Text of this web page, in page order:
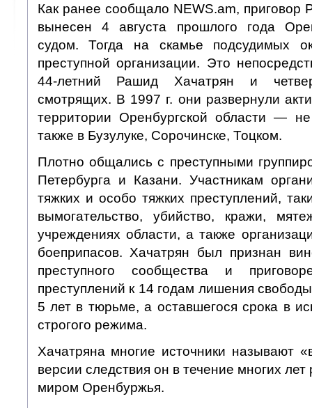
Как ранее сообщало NEWS.am, приговор
вынесен 4 августа прошлого года
судом. Тогда на скамье подсудимых
преступной организации. Это
44-летний Рашид Хачатрян и
смотрящих. В 1997 г. они развернули
территории Оренбургской области —
также в Бузулуке, Сорочинске, Тоцком.
Плотно общались с преступными
Петербурга и Казани. Участникам
тяжких и особо тяжких преступлений,
вымогательство, убийство, кражи,
учреждениях области, а также
боеприпасов. Хачатрян был признан
преступного сообщества и
преступлений к 14 годам лишения
5 лет в тюрьме, а оставшегося срока в
строгого режима.
Хачатряна многие источники называют
версии следствия он в течение многих
миром Оренбуржья.